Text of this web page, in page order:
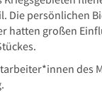
Die persönlichen
hatten großen
des